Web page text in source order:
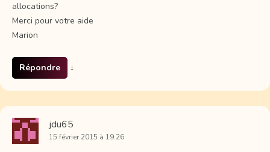
allocations?
Merci pour votre aide
Marion
Répondre ↓
jdu65
15 février 2015 à 19:26